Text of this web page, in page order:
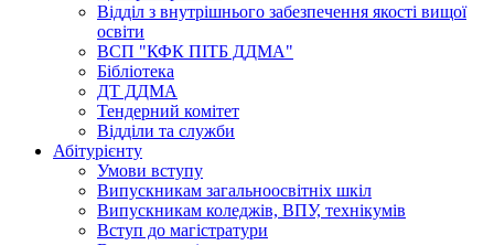
Відділ з внутрішнього забезпечення якості вищої
освіти
ВСП "КФК ПІТБ ДДМА"
Бібліотека
ДТ ДДМА
Тендерний комітет
Відділи та служби
Абітурієнту
Умови вступу
Випускникам загальноосвітніх шкіл
Випускникам коледжів, ВПУ, технікумів
Вступ до магістратури